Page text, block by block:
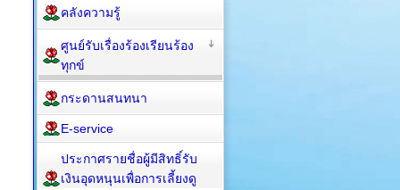
คลังความรู้
ศูนย์รับเรื่องร้องเรียนร้อง
ทุกข์
กระดานสนทนา
E-service
ประกาศรายชื่อผู้มีสิทธิ์รับ
เงินอุดหนุนเพื่อการเลี้ยงดู